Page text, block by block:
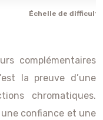
Échelle de
complémentaires
la preuve d’une
chromatiques.
confiance et une